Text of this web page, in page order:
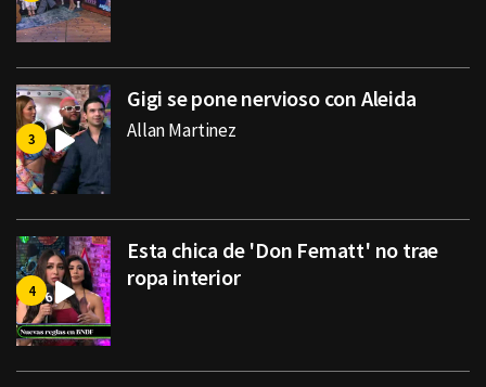
Gigi se pone nervioso con Aleida
Allan Martinez
Esta chica de 'Don Fematt' no trae
ropa interior